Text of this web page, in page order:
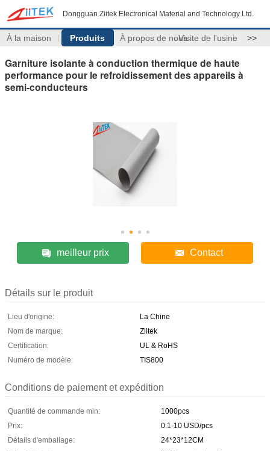
Dongguan Ziitek Electronical Material and Technology Ltd.
À la maison Produits À propos de nousVisite de l'usine >>
Garniture isolante à conduction thermique de haute
performance pour le refroidissement des appareils à
semi-conducteurs
meilleur prix Contact
Détails sur le produit
Lieu d'origine:
La Chine
Nom de marque:
Ziitek
Certification:
UL & RoHS
Numéro de modèle:
TIS800
Conditions de paiement et expédition
Quantité de commande min:
1000pcs
Prix:
0.1-10 USD/pcs
Détails d'emballage:
24*23*12CM